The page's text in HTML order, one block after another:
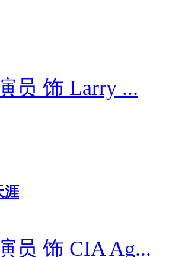
员 饰 Larry ...
涯
员 饰 CIA Ag...